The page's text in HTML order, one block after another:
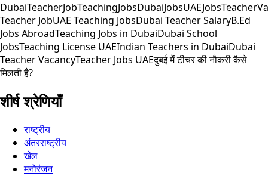
DubaiTeacherJobTeachingJobsDubaiJobsUAEJobs
Teacher JobUAE Teaching JobsDubai Teacher SalaryB.Ed
Jobs AbroadTeaching Jobs in DubaiDubai School
JobsTeaching License UAEIndian Teachers in DubaiDubai
Teacher VacancyTeacher Jobs UAEदुबई में टीचर की नौकरी कैसे
मिलती है?
शीर्ष श्रेणियाँ
राष्ट्रीय
अंतरराष्ट्रीय
खेल
मनोरंजन